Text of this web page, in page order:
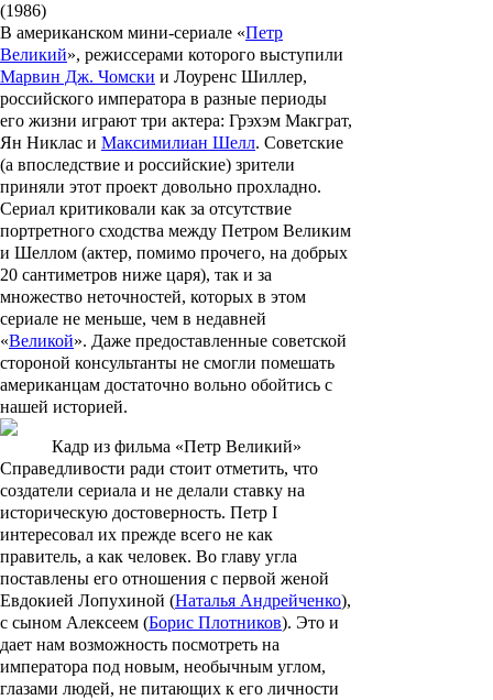
(1986)
В американском мини-сериале «Петр
Великий», режиссерами которого выступили
Марвин Дж. Чомски и Лоуренс Шиллер,
российского императора в разные периоды
его жизни играют три актера: Грэхэм Макграт,
Ян Никлас и Максимилиан Шелл. Советские
(а впоследствие и российские) зрители
приняли этот проект довольно прохладно.
Сериал критиковали как за отсутствие
портретного сходства между Петром Великим
и Шеллом (актер, помимо прочего, на добрых
20 сантиметров ниже царя), так и за
множество неточностей, которых в этом
сериале не меньше, чем в недавней
«Великой». Даже предоставленные советской
стороной консультанты не смогли помешать
американцам достаточно вольно обойтись с
нашей историей.
Кадр из фильма «Петр Великий»
Справедливости ради стоит отметить, что
создатели сериала и не делали ставку на
историческую достоверность. Петр I
интересовал их прежде всего не как
правитель, а как человек. Во главу угла
поставлены его отношения с первой женой
Евдокией Лопухиной (Наталья Андрейченко),
с сыном Алексеем (Борис Плотников). Это и
дает нам возможность посмотреть на
императора под новым, необычным углом,
глазами людей, не питающих к его личности